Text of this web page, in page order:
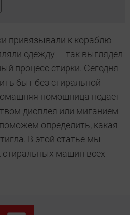
привязывали к кораблю
одежду — так выглядел
процесс стирки. Сегодня
быт без стиральной
помощница подает
дисплея или миганием
определить, какая
В этой статье мы
машин всех